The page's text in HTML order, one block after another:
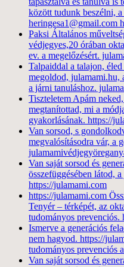
között tudunk beszélni,
heringesa1@gmail.com
Paksi Általános
védjegyes,20 órában
ev. a megelőzésért.
Talpaiddal a talajon,
megoldod, julamami.hu,
a járni tanuláshoz.
Tiszteletem Apám
megtanítottad, mi a
gyakorlásának. https://
Van sorsod, s
megvalósításodra vár, a
Van saját sorsod és
összefüggésében látod,
https://julamami.com
https://julamami.com
Tenyér – térképét, az
tudományos prevenciós.
Ismerve a generációs
nem hagyod. https://
tudományos prevenciós
Van saját sorsod és